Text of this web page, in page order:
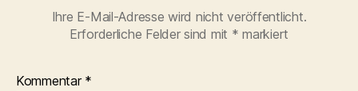
Ihre E-Mail-Adresse wird nicht veröffentlicht.
Erforderliche Felder sind mit * markiert
Kommentar *